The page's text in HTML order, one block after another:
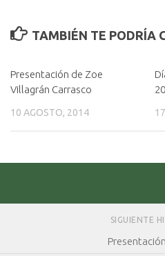
TAMBIÉN TE PODRÍA
Presentación de Zoe
Villagrán Carrasco
10 AGOSTO, 2014
SIGUIENTE